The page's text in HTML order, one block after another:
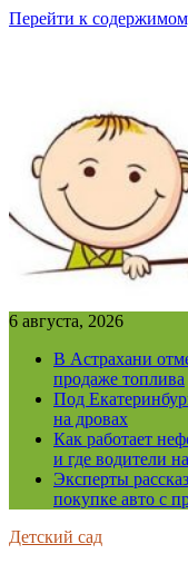
Перейти к
6 августа, 2026
В Астрахани
продаже топлива
Под
на дровах
Как работает
и где водители
Эксперты
покупке авто с
Детский сад